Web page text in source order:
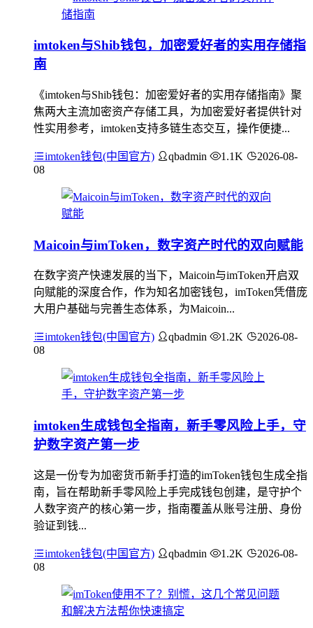
imtoken与Shib钱包，加密爱好者的实用存储指
南
《imtoken与Shib钱包：加密爱好者的实用存储指南》聚
焦两大主流加密资产存储工具，为加密爱好者提供针对
性实用参考，imtoken支持多链生态交互，操作便捷...
imtoken钱包(中国官方) qbadmin 1.1K
2026-08-
08
Maicoin与imToken，数字资产时代的双向赋能
在数字资产快速发展的当下，Maicoin与imToken开启双
向赋能的深度合作，作为知名加密钱包，imToken凭借庞
大用户基础与完善生态体系，为Maicoin...
imtoken钱包(中国官方) qbadmin 1.2K
2026-08-
08
imtoken生成钱包全指南，新手零风险上手，守
护数字资产第一步
这是一份专为加密货币新手打造的imToken钱包生成全指
南，旨在帮助新手零风险上手完成钱包创建，是守护个
人数字资产的核心第一步，指南覆盖从账号注册、身份
验证到钱...
imtoken钱包(中国官方) qbadmin 1.2K
2026-08-
08